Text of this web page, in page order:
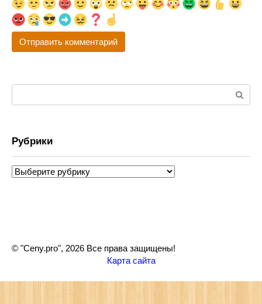
Рубрики
Рубрики
© "Ceny.pro", 2026 Все права защищены!
Карта сайта